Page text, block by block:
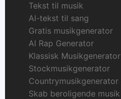
Tekst til musik
AI-tekst til sang
Gratis musikgenerator
AI Rap Generator
Klassisk Musikgenerator
Stockmusikgenerator
Countrymusikgenerator
Skab beroligende musik